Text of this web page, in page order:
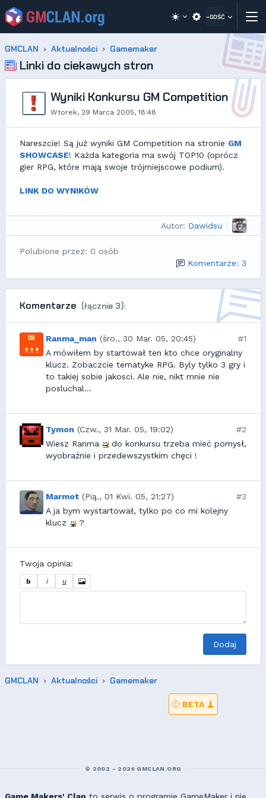
~GOŚĆ
GMCLAN Aktualności Gamemaker
Linki do ciekawych stron
Wyniki Konkursu GM Competition
Wtorek, 29 Marca 2005, 18:48
Nareszcie! Są już wyniki GM Competition na stronie GM
SHOWCASE! Każda kategoria ma swój TOP10 (oprócz
gier RPG, które mają swoje trójmiejscowe podium).
LINK DO WYNIKÓW
Autor: Dawidsu
Polubione przez: 0 osób
Komentarze: 3
Komentarze (łącznie 3):
Ranma_man (śro., 30 Mar. 05, 20:45)
#1
A mówiłem by startował ten kto chce oryginalny
klucz. Zobaczcie tematyke RPG. Byly tylko 3 gry i
to takiej sobie jakosci. Ale nie, nikt mnie nie
posluchal...
Tymon (Czw., 31 Mar. 05, 19:02)
#2
Wiesz Ranma
do konkursu trzeba mieć pomysł,
wyobraźnie i przedewszystkim chęci !
Marmot (Pią., 01 Kwi. 05, 21:27)
#3
A ja bym wystartował, tylko po co mi kolejny
klucz
?
Twoja opinia:
b i u
Dodaj
GMCLAN Aktualności Gamemaker
BETA
© 2002 - 2026 GMCLAN.ORG